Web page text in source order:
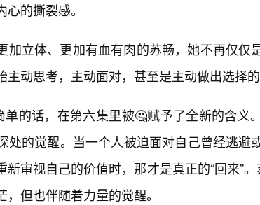
的撕裂感。
加立体、更加有血有肉的苏畅，她不再仅仅
动思考，主动面对，甚至是主动做出选择的
单的话，在第六集里被🤔赋予了全新的含义
处的觉醒。当一个人被迫面对自己曾经逃避
审视自己的价值时，那才是真正的“回来”。
但也伴随着力量的觉醒。